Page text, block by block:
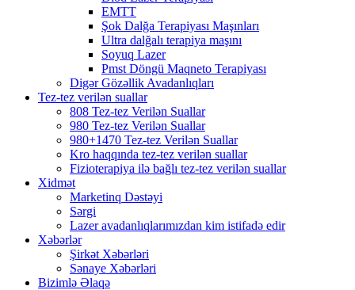
EMTT
Şok Dalğa Terapiyası Maşınları
Ultra dalğalı terapiya maşını
Soyuq Lazer
Pmst Döngü Maqneto Terapiyası
Digər Gözəllik Avadanlıqları
Tez-tez verilən suallar
808 Tez-tez Verilən Suallar
980 Tez-tez Verilən Suallar
980+1470 Tez-tez Verilən Suallar
Kro haqqında tez-tez verilən suallar
Fizioterapiya ilə bağlı tez-tez verilən suallar
Xidmət
Marketinq Dəstəyi
Sərgi
Lazer avadanlıqlarımızdan kim istifadə edir
Xəbərlər
Şirkət Xəbərləri
Sənaye Xəbərləri
Bizimlə Əlaqə